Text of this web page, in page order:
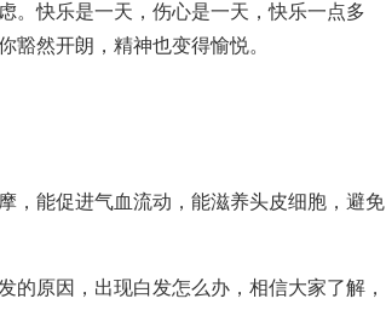
快乐是一天，伤心是一天，快乐一点多
豁然开朗，精神也变得愉悦。
能促进气血流动，能滋养头皮细胞，避免
原因，出现白发怎么办，相信大家了解，